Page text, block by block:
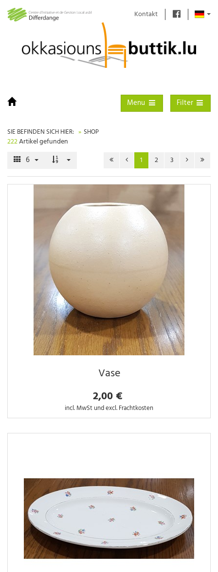
Kontakt
Toggle filter
Filter
Toggle navigation
Menu
SIE BEFINDEN SICH HIER: SHOP
222Artikel gefunden
6 1 2 3
Vase
2,00 €
incl. MwSt und excl. Frachtkosten